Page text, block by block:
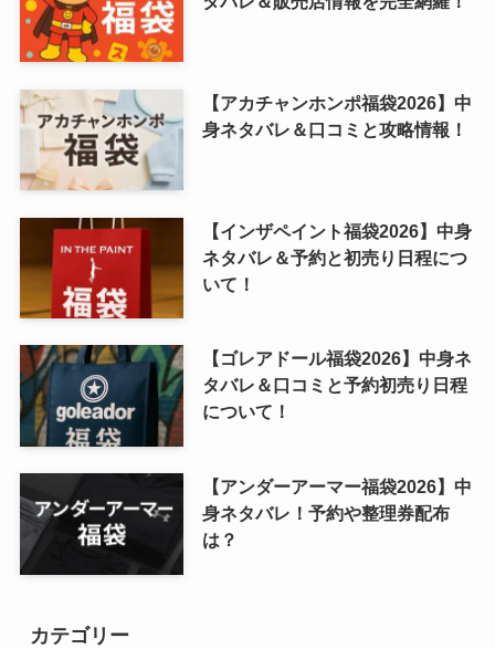
【アカチャンホンポ福袋2026】中
身ネタバレ＆口コミと攻略情報！
【インザペイント福袋2026】中身
ネタバレ＆予約と初売り日程につ
いて！
【ゴレアドール福袋2026】中身ネ
タバレ＆口コミと予約初売り日程
について！
【アンダーアーマー福袋2026】中
身ネタバレ！予約や整理券配布
は？
カテゴリー